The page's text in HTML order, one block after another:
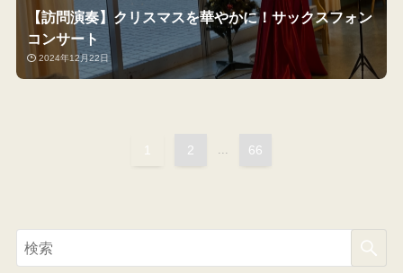
【訪問演奏】クリスマスを華やかに！サックスフォン
コンサート
2024年12月22日
1 2 66